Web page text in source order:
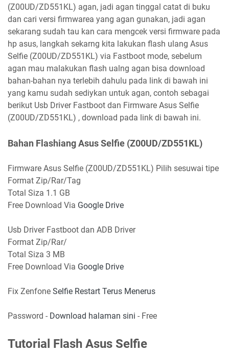
(Z00UD/ZD551KL) agan, jadi agan tinggal catat di buku
dan cari versi firmwarea yang agan gunakan, jadi agan
sekarang sudah tau kan cara mengcek versi firmware pada
hp asus, langkah sekarng kita lakukan flash ulang Asus
Selfie (Z00UD/ZD551KL) via Fastboot mode, sebelum
agan mau malakukan flash ualng agan bisa download
bahan-bahan nya terlebih dahulu pada link di bawah ini
yang kamu sudah sediykan untuk agan, contoh sebagai
berikut Usb Driver Fastboot dan Firmware Asus Selfie
(Z00UD/ZD551KL) , download pada link di bawah ini.
Bahan Flashiang Asus Selfie (Z00UD/ZD551KL)
Firmware Asus Selfie (Z00UD/ZD551KL) Pilih sesuwai tipe
Format Zip/Rar/Tag
Total Siza 1.1 GB
Free Download Via Google Drive
Usb Driver Fastboot dan ADB Driver
Format Zip/Rar/
Total Siza 3 MB
Free Download Via Google Drive
Fix Zenfone Selfie Restart Terus Menerus
Password - Download halaman sini - Free
Tutorial Flash Asus Selfie